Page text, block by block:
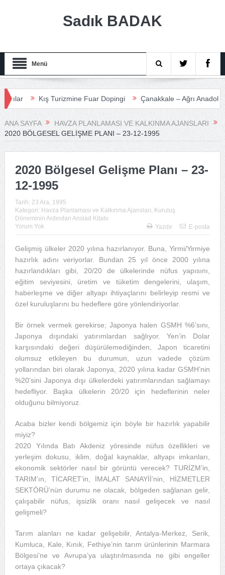
Sadık BADAK
Menü
Kış Turizmine Fuar Dopingi Çanakkale – Ağrı Anadolu
ANA SAYFA
HAVZA PLANLAMASI VE KALKINMA AJANSLARI
2020 BÖLGESEL GELIŞME PLANI – 23-12-1995
2020 Bölgesel Gelişme Planı – 23-
12-1995
Tarih: 23 Ara, 1995
Kategori: Havza Planlaması ve Kalkınma Ajansları Kuruluş
Döneminin Ardından Ansiad Kitabı
Yorum Yok
Yazdır E-posta
Gelişmiş ülkeler 2020 yılına hazırlanıyor. Buna, Yirmi/Yirmiye
hazırlık adını veriyorlar. Bundan 25 yıl önce 2000 yılına
hazırlandıkları gibi, 20/20 de ülkelerinde nüfus yapısını,
eğitim seviyesini, üretim ve tüketim dengelerini, ulaşım,
haberleşme ve diğer altyapı ihtiyaçlarını belirleyip resmi ve
özel kuruluşlarını bu hedeflere göre yönlendiriyorlar.
Bir örnek vermek gerekirse; Japonya halen GSMH %6’sını,
Japonya dışındaki yatırımlardan sağlıyor. Yen’in Dolar
karşısındaki değeri düşürülemediğinden, Japon ticaretini
olumsuz etkileyen bu durumun, uzun vadede çözüm
yollarından biri olarak Japonya, 2020 yılına kadar GSMH’nin
%20’sini Japonya dışı ülkelerdeki yatırımlarından sağlamayı
hedefliyor. Başka ülkelerin 20/20 için hedeflerinin neler
olduğunu bilmiyoruz.
Acaba bizler kendi bölgemiz için böyle bir hazırlık yapabilir
miyiz?
2020 Yılında Batı Akdeniz yöresinde nüfus özellikleri ve
yerleşim dokusu, iklim, doğal kaynaklar, altyapı imkanları,
ekonomik sektörler nasıl bir görüntü verecek? TURİZM’in,
TARIM’ın, TİCARET’in, İMALAT SANAYİİ’nin, HİZMETLER
SEKTÖRÜ’nün durumu ne olacak, bölgeden sağlanan gelir,
çalışabilir nüfus, işsizlik oranı nasıl gelişecek ve nasıl
gelişmeli?
Tarım alanları ne kadar gelişebilir, Antalya-Merkez, Serik,
Kumluca, Kale, Kınık, Fethiye’nin tarım ürünlerinin Marmara
Bölgesi’ne ve Avrupa’ya ulaştırılmasında ne gibi engeller
ortaya çıkacak?